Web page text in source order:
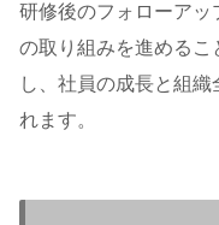
研修後のフォローアッ
の取り組みを進めるこ
し、社員の成長と組
れます。